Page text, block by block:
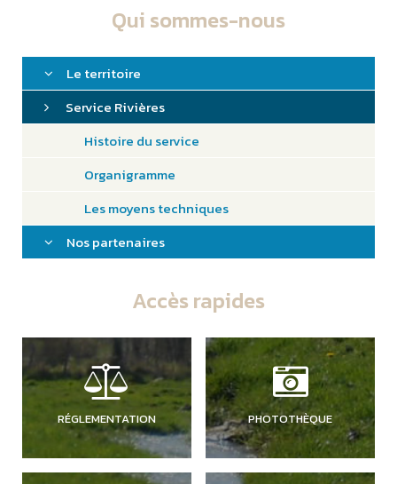
Qui sommes-nous
Le territoire
Service Rivières
Histoire du service
Organigramme
Les moyens techniques
Nos partenaires
Accès rapides
RÉGLEMENTATION PHOTOTHÈQUE